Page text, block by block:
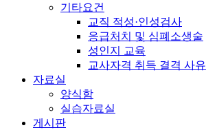
기타요건
교직 적성·인성검사
응급처치 및 심폐소생술
성인지 교육
교사자격 취득 결격 사유
자료실
양식함
실습자료실
게시판